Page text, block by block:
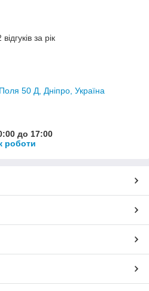
за рік
50 Д, Дніпро, Україна
до 17:00
роботи